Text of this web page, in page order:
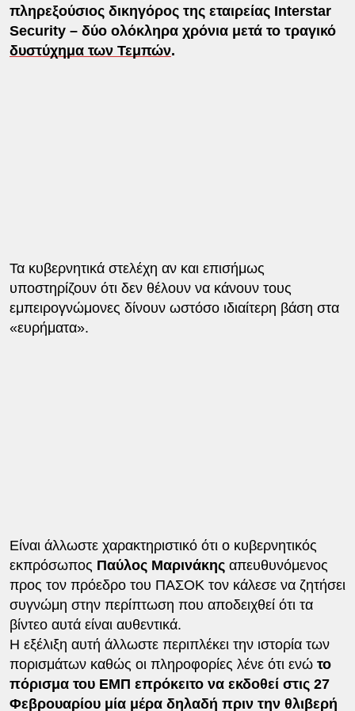
πληρεξούσιος δικηγόρος της εταιρείας Interstar
Security – δύο ολόκληρα χρόνια μετά το τραγικό
δυστύχημα των Τεμπών.
Τα κυβερνητικά στελέχη αν και επισήμως
υποστηρίζουν ότι δεν θέλουν να κάνουν τους
εμπειρογνώμονες δίνουν ωστόσο ιδιαίτερη βάση στα
«ευρήματα».
Είναι άλλωστε χαρακτηριστικό ότι ο κυβερνητικός
εκπρόσωπος Παύλος Μαρινάκης απευθυνόμενος
προς τον πρόεδρο του ΠΑΣΟΚ τον κάλεσε να ζητήσει
συγνώμη στην περίπτωση που αποδειχθεί ότι τα
βίντεο αυτά είναι αυθεντικά.
Η εξέλιξη αυτή άλλωστε περιπλέκει την ιστορία των
πορισμάτων καθώς οι πληροφορίες λένε ότι ενώ το
πόρισμα του ΕΜΠ επρόκειτο να εκδοθεί στις 27
Φεβρουαρίου μία μέρα δηλαδή πριν την θλιβερή